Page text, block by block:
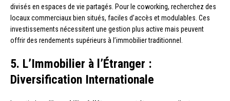
divisés en espaces de vie partagés. Pour le coworking, recherchez des
locaux commerciaux bien situés, faciles d’accès et modulables. Ces
investissements nécessitent une gestion plus active mais peuvent
offrir des rendements supérieurs à l’immobilier traditionnel.
5. L’Immobilier à l’Étranger :
Diversification Internationale